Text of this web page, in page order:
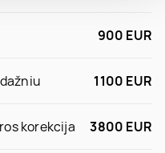
900 EUR
1100 EUR
korekcija 3800 EUR